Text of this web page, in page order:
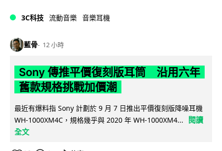
3C科技 流動音樂 音樂耳機
藍骨 12 小時
Sony 傳推平價復刻版耳筒 沿用六年
舊款規格挑戰加價潮
最近有爆料指 Sony 計劃於 9 月 7 日推出平價復刻版降噪耳機
WH-1000XM4C，規格幾乎與 2020 年 WH-1000XM4...
閱讀
全文